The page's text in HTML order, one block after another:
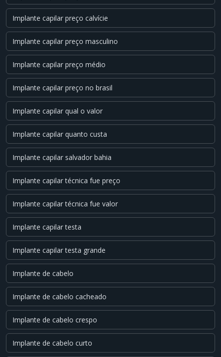
Implante capilar preço calvície
Implante capilar preço masculino
Implante capilar preço médio
Implante capilar preço no brasil
Implante capilar qual o valor
Implante capilar quanto custa
Implante capilar salvador bahia
Implante capilar técnica fue preço
Implante capilar técnica fue valor
Implante capilar testa
Implante capilar testa grande
Implante de cabelo
Implante de cabelo cacheado
Implante de cabelo crespo
Implante de cabelo curto